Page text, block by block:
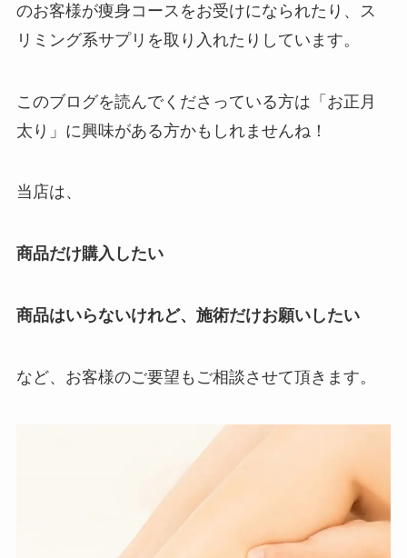
のお客様が痩身コースをお受けになられたり、ス
リミング系サプリを取り入れたりしています。
このブログを読んでくださっている方は「お正月
太り」に興味がある方かもしれませんね！
当店は、
商品だけ購入したい
商品はいらないけれど、施術だけお願いしたい
など、お客様のご要望もご相談させて頂きます。